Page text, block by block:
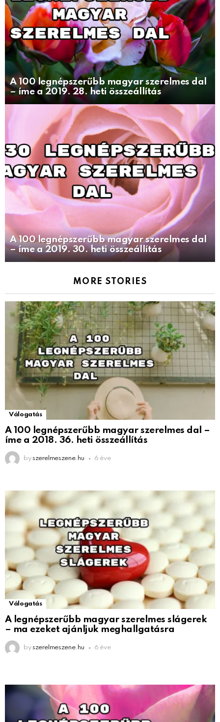
A 100 legnépszerűbb magyar szerelmes dal
– íme a 2019. 28. heti összeállítás
A 100 legnépszerűbb magyar szerelmes dal
– íme a 2019. 30. heti összeállítás
MORE STORIES
Válogatás
A 100 legnépszerűbb magyar szerelmes dal –
íme a 2018. 36. heti összeállítás
by szerelmeszene.hu 6 éve
Válogatás
A legnépszerűbb magyar szerelmes slágerek
– ma ezeket ajánljuk meghallgatásra
by szerelmeszene.hu 6 éve